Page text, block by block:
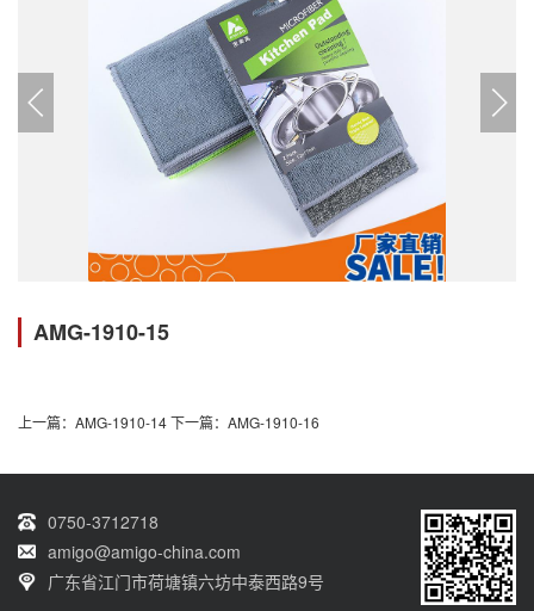
AMG-1910-15
上一篇：AMG-1910-14下一篇：AMG-1910-16
0750-3712718
amigo@amigo-china.com
广东省江门市荷塘镇六坊中泰西路9号